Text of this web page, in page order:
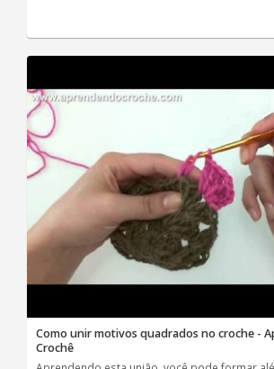
Como unir motivos quadrados no croche -
Crochê